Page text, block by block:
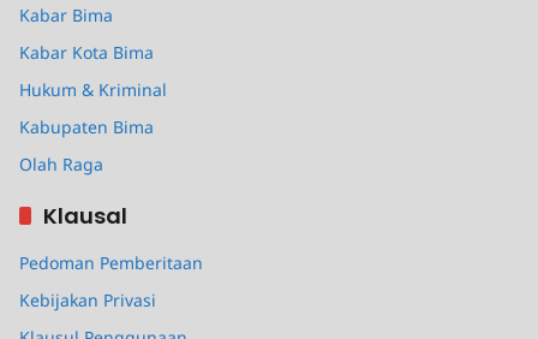
Kabar Bima
Kabar Kota Bima
Hukum & Kriminal
Kabupaten Bima
Olah Raga
Klausal
Pedoman Pemberitaan
Kebijakan Privasi